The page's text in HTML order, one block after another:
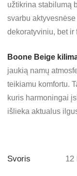
užtikrina stabilumą
svarbu
dekoratyviniu, bet ir
Boone Beige
jaukią namų
teikiamu komfortu.
kuris harmoningai
išlieka aktualus
Svoris 12